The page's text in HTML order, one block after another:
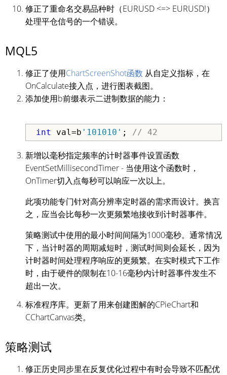
修正了重命名交易品种时（EURUSD <=> EURUSD!）
处理平仓信号的一个错误。
MQL5
修正了使用ChartScreenShot函数 从自定义指标，在
OnCalculate接入点，进行图表截图。
添加使用b前缀表示二进制数据的能力：
int val=b '101010' ; // 42
新增以毫秒指定频率的计时器事件设置函数
EventSetMillisecondTimer - 当使用这个函数时，
OnTimer切入点每秒可以响应一次以上。
此项功能专门针对高分辨率定时器的需求而设计。换言
之，应当会比每秒一次更频繁地接收到计时器事件。
策略测试中使用的最小时间间隔为1000毫秒。通常情况
下，当计时器的周期减短时，测试时间则会延长，因为
计时器时间处理程序响应的更频繁。在实时模式下工作
时，由于硬件的限制在10-16毫秒内计时器事件发生不
超出一次。
标准程序库。更新了用来创建图解的CPieChart和
CChartCanvas类。
策略测试
修正历史同步里在反复优化过程中有时会导致不匹配优